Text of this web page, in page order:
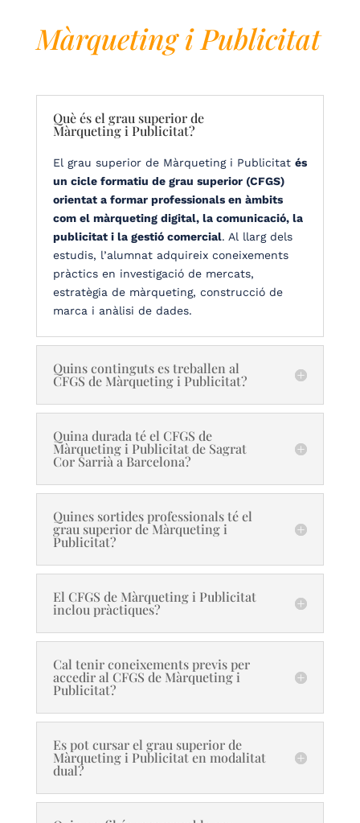
Màrqueting i Publicitat
Què és el grau superior de
Màrqueting i Publicitat?
El grau superior de Màrqueting i Publicitat és
un cicle formatiu de grau superior (CFGS)
orientat a formar professionals en àmbits
com el màrqueting digital, la comunicació, la
publicitat i la gestió comercial. Al llarg dels
estudis, l’alumnat adquireix coneixements
pràctics en investigació de mercats,
estratègia de màrqueting, construcció de
marca i anàlisi de dades.
Quins continguts es treballen al
CFGS de Màrqueting i Publicitat?
Quina durada té el CFGS de
Màrqueting i Publicitat de Sagrat
Cor Sarrià a Barcelona?
Quines sortides professionals té el
grau superior de Màrqueting i
Publicitat?
El CFGS de Màrqueting i Publicitat
inclou pràctiques?
Cal tenir coneixements previs per
accedir al CFGS de Màrqueting i
Publicitat?
Es pot cursar el grau superior de
Màrqueting i Publicitat en modalitat
dual?